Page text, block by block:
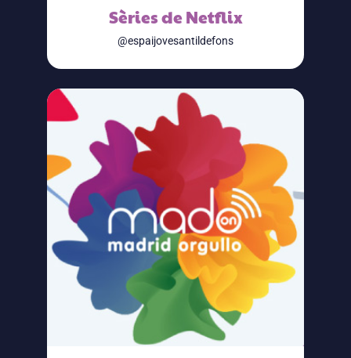
Sèries de Netflix
@espaijovesantildefons